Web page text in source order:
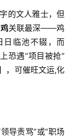
的文人雅士，但
关联最深——鸡
日临池不辍，而
恐遇“项目被抢”
，可催旺文运,化
导责骂”或“职场